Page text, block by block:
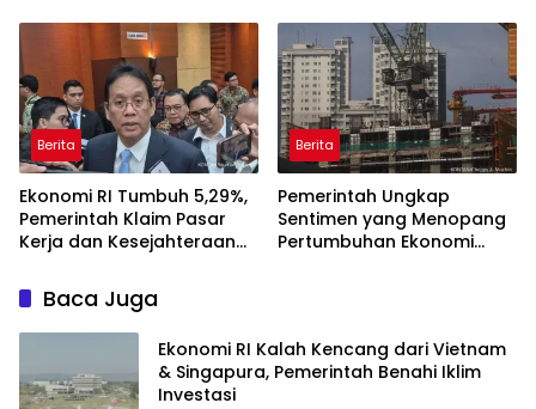
Berita
Ekonomi RI Tumbuh 5,29%,
Pemerintah Klaim Pasar
Kerja dan Kesejahteraan
Berita
Pemerintah Ungkap
Sentimen yang Menopang
Pertumbuhan Ekonomi
Baca Juga
Ekonomi RI Kalah Kencang dari Vietnam
& Singapura, Pemerintah Benahi Iklim
Investasi